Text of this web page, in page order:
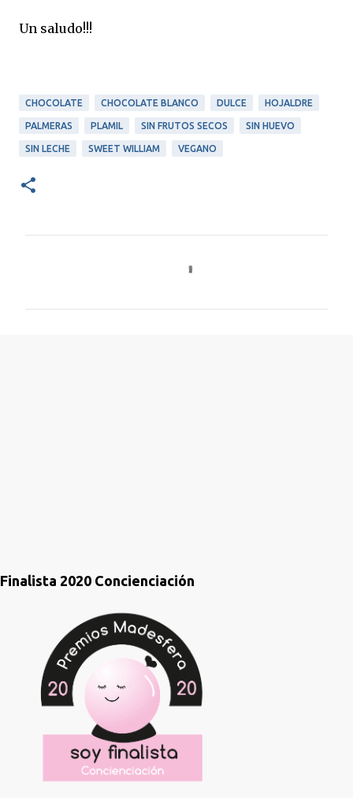
Un saludo!!!
CHOCOLATE CHOCOLATE BLANCO DULCE HOJALDRE
PALMERAS PLAMIL SIN FRUTOS SECOS SIN HUEVO
SIN LECHE SWEET WILLIAM VEGANO
Finalista 2020 Concienciación